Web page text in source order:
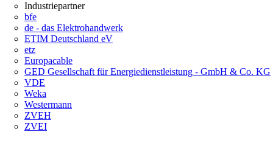
Industriepartner
bfe
de - das Elektrohandwerk
ETIM Deutschland eV
etz
Europacable
GED Gesellschaft für Energiedienstleistung - GmbH & Co. KG
VDE
Weka
Westermann
ZVEH
ZVEI